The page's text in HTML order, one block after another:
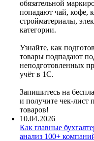
обязательной
попадают чай, кофе,
стройматериалы,
категории.
Узнайте, как
товары подпадают
неподготовленных
учёт в 1С.
Запишитесь на
и получите чек-лист
товаров!
10.04.2026
Как главные
анализ 100+